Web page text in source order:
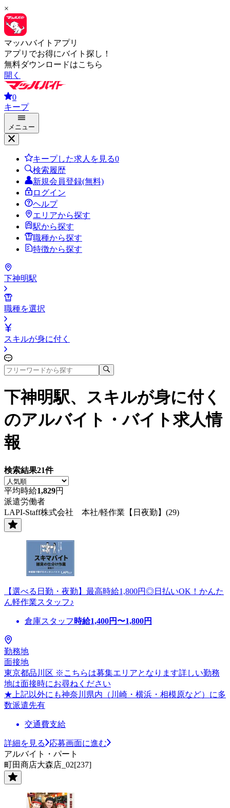
×
マッハバイトアプリ
アプリでお得にバイト探し！
無料ダウンロードはこちら
開く
0
キープ
メニュー
キープした求人を見る0
検索履歴
新規会員登録(無料)
ログイン
ヘルプ
エリアから探す
駅から探す
職種から探す
特徴から探す
下神明駅
職種を選択
スキルが身に付く
下神明駅、スキルが身に付く
のアルバイト・バイト求人情
報
検索結果21件
平均時給1,829円
派遣労働者
LAPI-Staff株式会社 本社/軽作業【日夜勤】(29)
【選べる日勤・夜勤】最高時給1,800円◎日払いOK！かんた
ん軽作業スタッフ♪
倉庫スタッフ 時給1,400円〜1,800円
勤務地
面接地
東京都品川区 ※こちらは募集エリアとなります詳しい勤務
地は面接時にお尋ねください
★上記以外にも神奈川県内（川崎・横浜・相模原など）に多
数派遣先有
交通費支給
詳細を見る
応募画面に進む
アルバイト・パート
町田商店大森店_02[237]